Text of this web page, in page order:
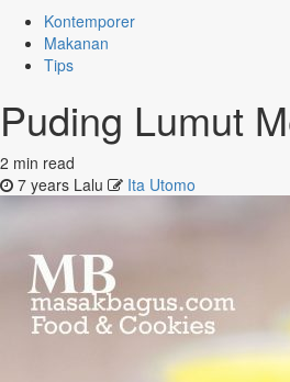
Kontemporer
Makanan
Tips
Puding Lumut
2 min read
7 years Lalu
Ita Utomo